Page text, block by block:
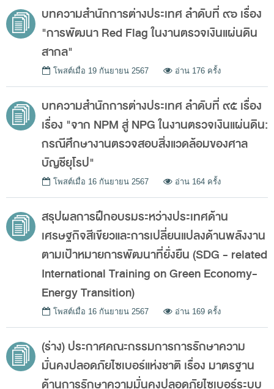
รายงานผลการปฏิบัติงานประจำปี
รายงานผลการดำเนินงานของ สตง.
แผน/ผลการปฏิบัติงานและการใช้จ่าย
แผนพัฒนาทรัพยากรบุคคล
รายงานการรับทรัพย์สินหรือประโยชน์อื่นใดโดย
ธรรมจรรยา
รายงานของผู้สอบบัญชีและรายงานการเงินของ สตง.
รายงานผลตามนโยบาย No Gift Policy
คลังความรู้
แนวทางการปฏิบัติงานตรวจสอบ
บทความ/เอกสารเผยแพร่
ภาพกิจกรรม
อินโฟกราฟิก
รู้รักษ์เงินแผ่นดินกับ สตง.
สื่อวีดิทิศน์
วีดิทัศน์เกี่ยวกับ สตง.
สตง.ขอบอก
บทความสำนักการต่างประเทศ ลำดับที่ ๙๖ เรื่อง
"การพัฒนา Red Flag ในงานตรวจเงินแผ่นดิน
สากล"
โพสต์เมื่อ 19 กันยายน 2567 อ่าน 176 ครั้ง
บทความสำนักการต่างประเทศ ลำดับที่ ๙๕ เรื่อง
เรื่อง "จาก NPM สู่ NPG ในงานตรวจเงินแผ่นดิน:
กรณีศึกษางานตรวจสอบสิ่งแวดล้อมของศาล
บัญชียุโรป"
โพสต์เมื่อ 16 กันยายน 2567 อ่าน 164 ครั้ง
สรุปผลการฝึกอบรมระหว่างประเทศด้าน
เศรษฐกิจสีเขียวและการเปลี่ยนแปลงด้านพลังงาน
ตามเป้าหมายการพัฒนาที่ยั่งยืน (SDG - related
International Training on Green Economy-
Energy Transition)
โพสต์เมื่อ 16 กันยายน 2567 อ่าน 169 ครั้ง
(ร่าง) ประกาศคณะกรรมการการรักษาความ
มั่นคงปลอดภัยไซเบอร์แห่งชาติ เรื่อง มาตรฐาน
ด้านการรักษาความมั่นคงปลอดภัยไซเบอร์ระบบ